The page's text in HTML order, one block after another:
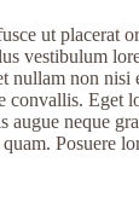
ut placerat
vestibulum
nullam non
Eget
augue neque
Posuere